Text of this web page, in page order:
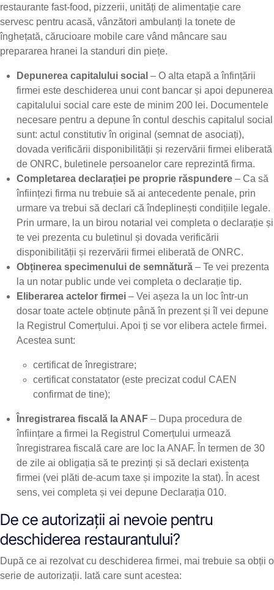
restaurante fast-food, pizzerii, unități de alimentație care
servesc pentru acasă, vânzători ambulanți la tonete de
înghețată, cărucioare mobile care vând mâncare sau
prepararea hranei la standuri din piețe.
Depunerea capitalului social – O alta etapă a înfințării
firmei este deschiderea unui cont bancar și apoi depunerea
capitalului social care este de minim 200 lei. Documentele
necesare pentru a depune în contul deschis capitalul social
sunt: actul constitutiv în original (semnat de asociați),
dovada verificării disponibilității și rezervării firmei eliberată
de ONRC, buletinele persoanelor care reprezintă firma.
Completarea declarației pe proprie răspundere – Ca să
înființezi firma nu trebuie să ai antecedente penale, prin
urmare va trebui să declari că îndeplinești condițiile legale.
Prin urmare, la un birou notarial vei completa o declarație și
te vei prezenta cu buletinul și dovada verificării
disponibilității și rezervării firmei eliberată de ONRC.
Obținerea specimenului de semnătură – Te vei prezenta
la un notar public unde vei completa o declarație tip.
Eliberarea actelor firmei – Vei așeza la un loc într-un
dosar toate actele obținute până în prezent și îl vei depune
la Registrul Comerțului. Apoi ți se vor elibera actele firmei.
Acestea sunt:
certificat de înregistrare;
certificat constatator (este precizat codul CAEN
confirmat de tine);
Înregistrarea fiscală la ANAF – Dupa procedura de
înființare a firmei la Registrul Comerțului urmează
înregistrarea fiscală care are loc la ANAF. În termen de 30
de zile ai obligația să te prezinți și să declari existența
firmei (vei plăti de-acum taxe și impozite la stat). În acest
sens, vei completa și vei depune Declarația 010.
De ce autorizații ai nevoie pentru
deschiderea restaurantului?
După ce ai rezolvat cu deschiderea firmei, mai trebuie sa obții o
serie de autorizații. Iată care sunt acestea: